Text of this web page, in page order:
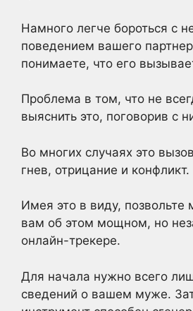
Намного легче бороться с
поведением вашего
понимаете, что его
Проблема в том, что не
выяснить это, поговорив с
Во многих случаях это
гнев, отрицание и конфликт.
Имея это в виду, позвольте
вам об этом мощном, но
онлайн-трекере.
Для начала нужно всего
сведений о вашем муже.